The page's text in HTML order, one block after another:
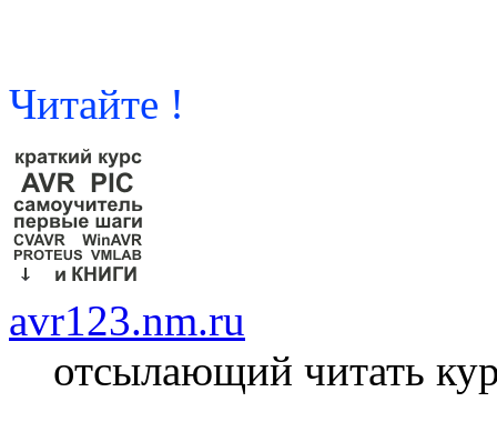
Читайте !
avr123.nm.ru
отсылающий читать